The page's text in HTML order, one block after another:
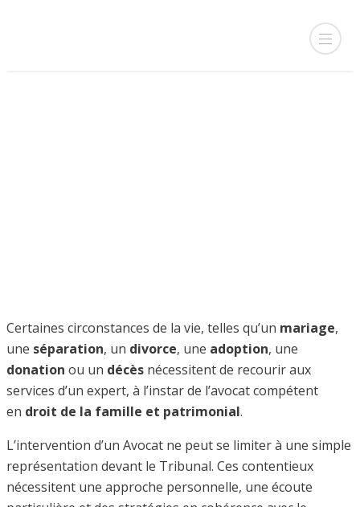
Certaines circonstances de la vie, telles qu’un mariage,
une séparation, un divorce, une adoption, une
donation ou un décès nécessitent de recourir aux
services d’un expert, à l’instar de l’avocat compétent
en droit de la famille et patrimonial.
L’intervention d’un Avocat ne peut se limiter à une simple
représentation devant le Tribunal. Ces contentieux
nécessitent une approche personnelle, une écoute